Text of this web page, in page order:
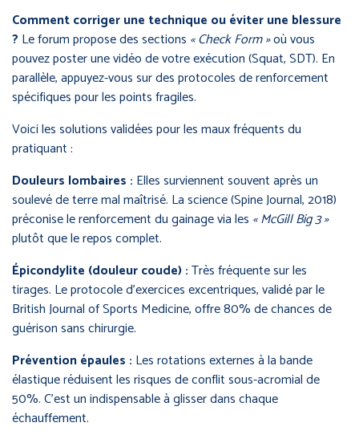
Comment corriger une technique ou éviter une blessure
? Le forum propose des sections « Check Form »où vous
pouvez poster une vidéo de votre exécution (Squat, SDT). En
parallèle, appuyez-vous sur des protocoles de renforcement
spécifiques pour les points fragiles.
Voici les solutions validées pour les maux fréquents du
pratiquant :
Douleurs lombaires : Elles surviennent souvent après un
soulevé de terre mal maîtrisé. La science (Spine Journal, 2018)
préconise le renforcement du gainage via les « McGill Big 3 »
plutôt que le repos complet.
Épicondylite (douleur coude) :Très fréquente sur les
tirages. Le protocole d’exercices excentriques, validé par le
British Journal of Sports Medicine, offre 80% de chances de
guérison sans chirurgie.
Prévention épaules : Les rotations externes à la bande
élastique réduisent les risques de conflit sous-acromial de
50%. C’est un indispensable à glisser dans chaque
échauffement.